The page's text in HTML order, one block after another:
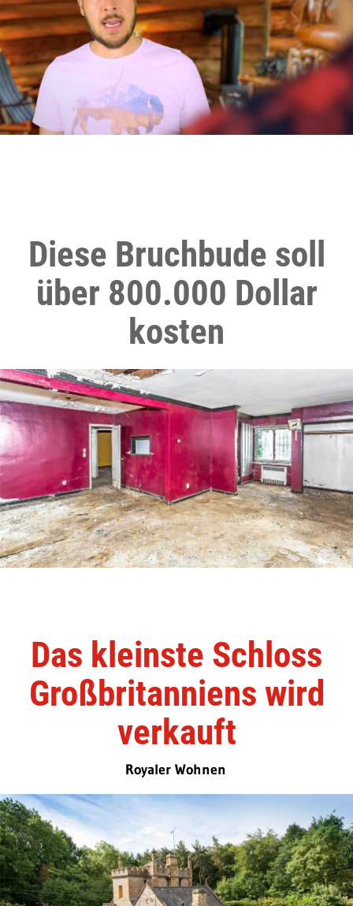
Diese Bruchbude soll
über 800.000 Dollar
kosten
Das kleinste Schloss
Großbritanniens wird
verkauft
Royaler Wohnen